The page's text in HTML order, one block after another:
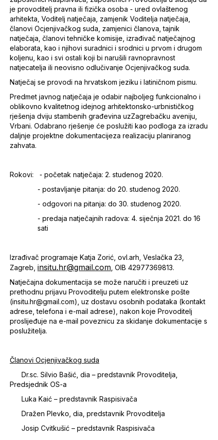
je provoditelj pravna ili fizička osoba - ured ovlaštenog
arhitekta, Voditelj natječaja, zamjenik Voditelja natječaja,
članovi Ocjenjivačkog suda, zamjenici članova, tajnik
natječaja, članovi tehničke komisije, izrađivač natječajnog
elaborata, kao i njihovi suradnici i srodnici u prvom i drugom
koljenu, kao i svi ostali koji bi narušili ravnopravnost
natjecatelja ili neovisno odlučivanje Ocjenjivačkog suda.
Natječaj se provodi na hrvatskom jeziku i latiničnom pismu.
Predmet javnog natječaja je odabir najboljeg funkcionalno i
oblikovno kvalitetnog idejnog arhitektonsko-urbnističkog
rješenja dviju stambenih građevina uzZagrebačku aveniju,
Vrbani. Odabrano rješenje će poslužiti kao podloga za izradu
daljnje projektne dokumentacijeza realizaciju planiranog
zahvata.
Rokovi: - početak natječaja: 2. studenog 2020.
- postavljanje pitanja: do 20. studenog 2020.
- odgovori na pitanja: do 30. studenog 2020.
- predaja natječajnih radova: 4. siječnja 2021. do 16
sati
Izrađivač programaje Katja Zorić, ovl.arh, Veslačka 23,
Zagreb, insitu.hr@gmail.com , OIB 42977369813.
Natječajna dokumentacija se može naručiti i preuzeti uz
prethodnu prijavu Provoditelju putem elektronske pošte
(insitu.hr@gmail.com), uz dostavu osobnih podataka (kontakt
adrese, telefona i e-mail adrese), nakon koje Provoditelj
proslijeđuje na e-mail poveznicu za skidanje dokumentacije s
poslužitelja.
Članovi Ocjenjivačkog suda
Dr.sc. Silvio Bašić, dia – predstavnik Provoditelja,
Predsjednik OS-a
Luka Kaić – predstavnik Raspisivača
Dražen Plevko, dia, predstavnik Provoditelja
Josip Cvitkušić – predstavnik Raspisivača